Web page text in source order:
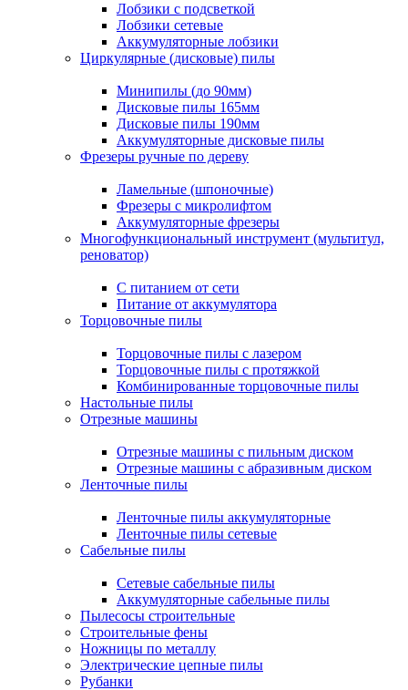
Лобзики с подсветкой
Лобзики сетевые
Аккумуляторные лобзики
Циркулярные (дисковые) пилы
Минипилы (до 90мм)
Дисковые пилы 165мм
Дисковые пилы 190мм
Аккумуляторные дисковые пилы
Фрезеры ручные по дереву
Ламельные (шпоночные)
Фрезеры с микролифтом
Аккумуляторные фрезеры
Многофункциональный инструмент (мультитул,
реноватор)
С питанием от сети
Питание от аккумулятора
Торцовочные пилы
Торцовочные пилы с лазером
Торцовочные пилы с протяжкой
Комбинированные торцовочные пилы
Настольные пилы
Отрезные машины
Отрезные машины с пильным диском
Отрезные машины с абразивным диском
Ленточные пилы
Ленточные пилы аккумуляторные
Ленточные пилы сетевые
Сабельные пилы
Сетевые сабельные пилы
Аккумуляторные сабельные пилы
Пылесосы строительные
Строительные фены
Ножницы по металлу
Электрические цепные пилы
Рубанки